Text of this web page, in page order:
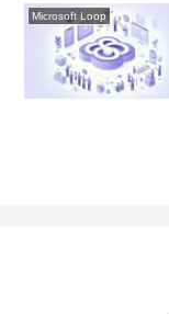
Microsoft Loop